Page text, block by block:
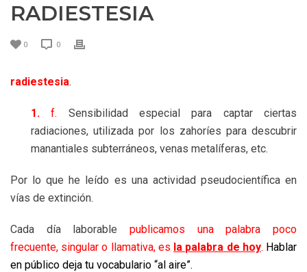
RADIESTESIA
0 0
radiestesia.
1. f. Sensibilidad especial para captar ciertas
radiaciones, utilizada por los zahoríes para descubrir
manantiales subterráneos, venas metalíferas, etc.
Por lo que he leído es una actividad pseudocientífica en
vías de extinción.
Cada día laborable publicamos una palabra poco
frecuente, singular o llamativa, es la palabra de hoy. Hablar
en público deja tu vocabulario “al aire”.